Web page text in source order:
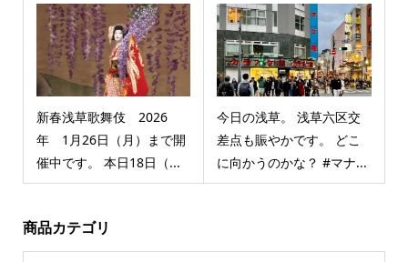
新春浅草歌舞伎 2026
年 1月26日（月）まで開
催中です。 本日18日（...
今日の浅草。 浅草六区交
差点も賑やかです。 どこ
に向かうのかな？ #マナ...
商品カテゴリ